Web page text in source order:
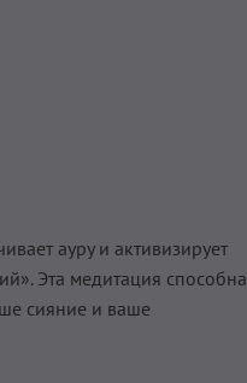
ауру и активизирует
Эта медитация способна
сияние и ваше